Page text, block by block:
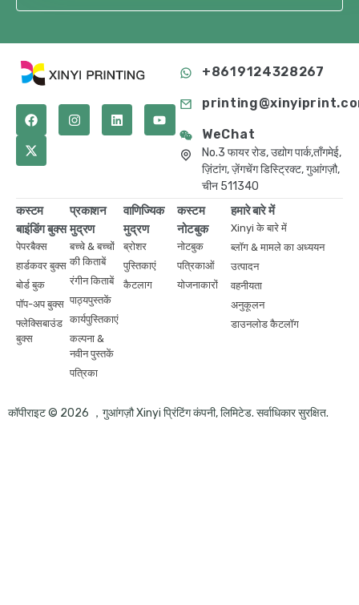
+8619124328267
WeChat
No.3 फायर रोड, उद्योग पार्क,ताँगमेई,
ज़िंटांग, ज़ेंगचेंग डिस्ट्रिक्ट, गुआंगज़ौ,
चीन 511340
कस्टम
बाइंडिंग बुक्स
पेपरबैक्स
हार्डकवर बुक्स
बोर्ड बुक
पॉप-अप बुक्स
फ्लेक्सिबाउंड
बुक्स
प्रकाशन
मुद्रण
बच्चे & बच्चों
की किताबें
रंगीन किताबें
पाठ्यपुस्तकें
कार्यपुस्तिकाएं
कल्पना &
नवीन पुस्तकें
पत्रिका
वाणिज्यिक
मुद्रण
ब्रोशर
पुस्तिकाएं
कैटलाग
कस्टम
नोटबुक
नोटबुक
पत्रिकाओं
योजनाकारों
हमारे बारे में
Xinyi के बारे में
ब्लॉग & मामले का अध्ययन
उत्पादन
वहनीयता
अनुकूलन
डाउनलोड कैटलॉग
कॉपीराइट © 2026 ，गुआंगज़ौ Xinyi प्रिंटिंग कंपनी, लिमिटेड. सर्वाधिकार सुरक्षित.